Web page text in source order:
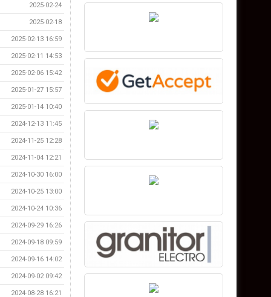
2025-02-24
2025-02-18
2025-02-13 16:59
2025-02-11 14:53
2025-02-06 15:42
2025-01-27 15:57
2025-01-14 10:40
2024-12-13 11:45
2024-11-25 12:28
2024-11-04 12:21
2024-10-30 16:00
2024-10-25 13:00
2024-10-24 10:36
2024-09-29 16:26
2024-09-18 09:59
2024-09-16 14:02
2024-09-02 09:42
2024-08-28 16:21